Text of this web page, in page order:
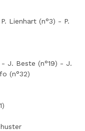
Lienhart (n°3) - P.
J. Beste (n°19) - J.
(n°32)